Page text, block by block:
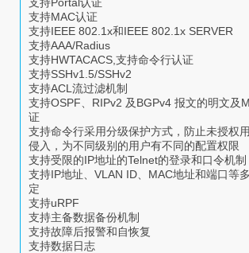
支持MAC认证
支持IEEE 802.1x和IEEE 802.1x SERVER
支持AAA/Radius
支持HWTACACS,支持命令行认证
支持SSHv1.5/SSHv2
支持ACL流过滤机制
支持OSPF、RIPv2 及BGPv4 报文的明文及
证
支持命令行采用分级保护方式，防止未授权
侵入，为不同级别的用户有不同的配置权限
支持受限的IP地址的Telnet的登录和口令机制
支持IP地址、VLAN ID、MAC地址和端口等
定
支持uRPF
支持主备数据备份机制
支持故障后报警和自恢复
支持数据日志